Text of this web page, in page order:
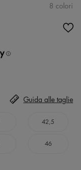
8 colori
42,5
46
Guida alle taglie